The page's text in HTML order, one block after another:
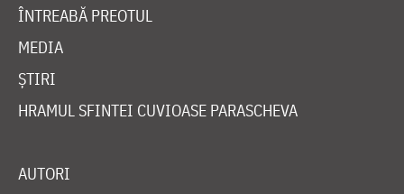
ÎNTREABĂ PREOTUL
MEDIA
ȘTIRI
HRAMUL SFINTEI CUVIOASE PARASCHEVA
AUTORI